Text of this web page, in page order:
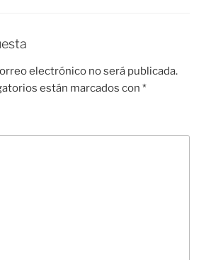
electrónico no será publicada.
están marcados con *